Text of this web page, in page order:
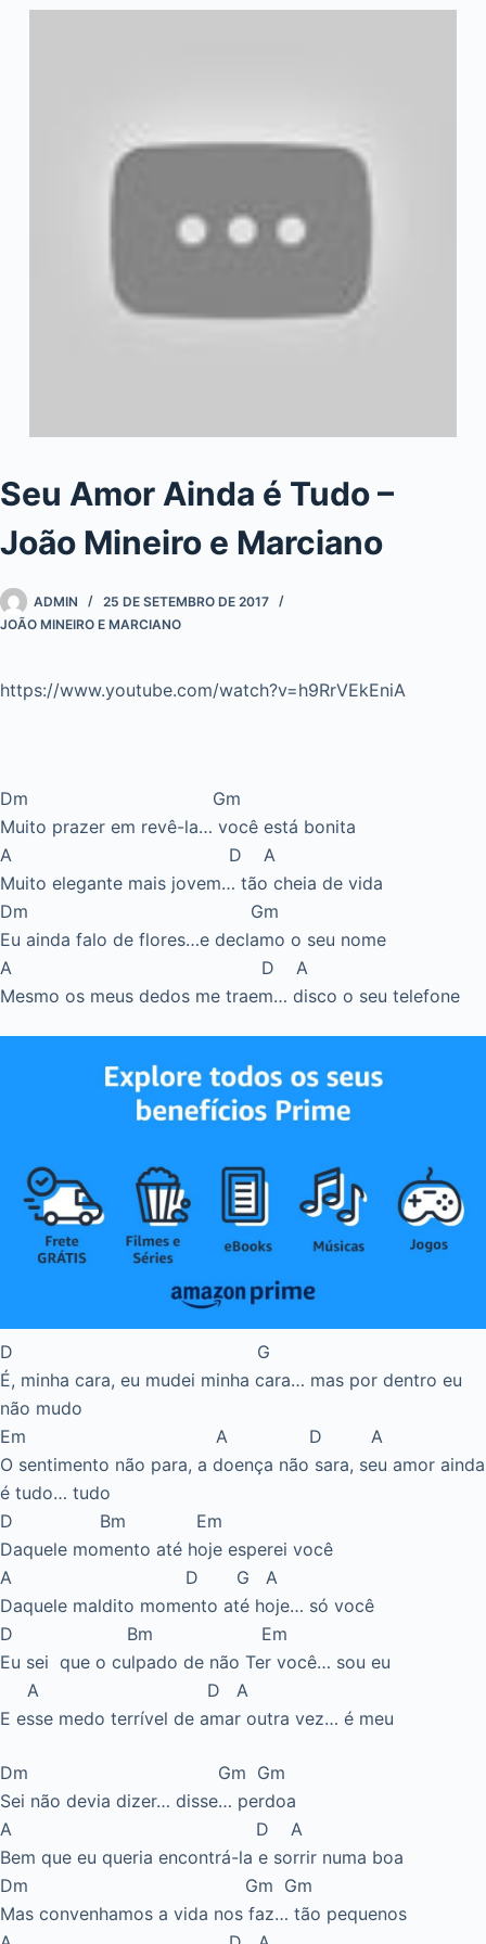
Seu Amor Ainda é Tudo –
João Mineiro e Marciano
ADMIN
25 DE SETEMBRO DE 2017
JOÃO MINEIRO E MARCIANO
https://www.youtube.com/watch?v=h9RrVEkEniA
Dm Gm
Muito prazer em revê-la… você está bonita
A D A
Muito elegante mais jovem… tão cheia de vida
Dm Gm
Eu ainda falo de flores…e declamo o seu nome
A D A
Mesmo os meus dedos me traem… disco o seu telefone
D G
É, minha cara, eu mudei minha cara… mas por dentro eu
não mudo
Em A D A
O sentimento não para, a doença não sara, seu amor ainda
é tudo… tudo
D Bm Em
Daquele momento até hoje esperei você
A D G A
Daquele maldito momento até hoje… só você
D Bm Em
Eu sei que o culpado de não Ter você… sou eu
A D A
E esse medo terrível de amar outra vez… é meu
Dm Gm Gm
Sei não devia dizer… disse… perdoa
A D A
Bem que eu queria encontrá-la e sorrir numa boa
Dm Gm Gm
Mas convenhamos a vida nos faz… tão pequenos